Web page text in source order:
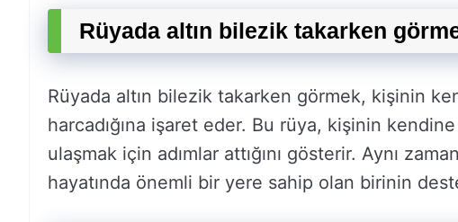
Rüyada altın bilezik takarken
Rüyada altın bilezik takarken görmek, kişinin
harcadığına işaret eder. Bu rüya, kişinin
ulaşmak için adımlar attığını gösterir. Aynı
hayatında önemli bir yere sahip olan birinin